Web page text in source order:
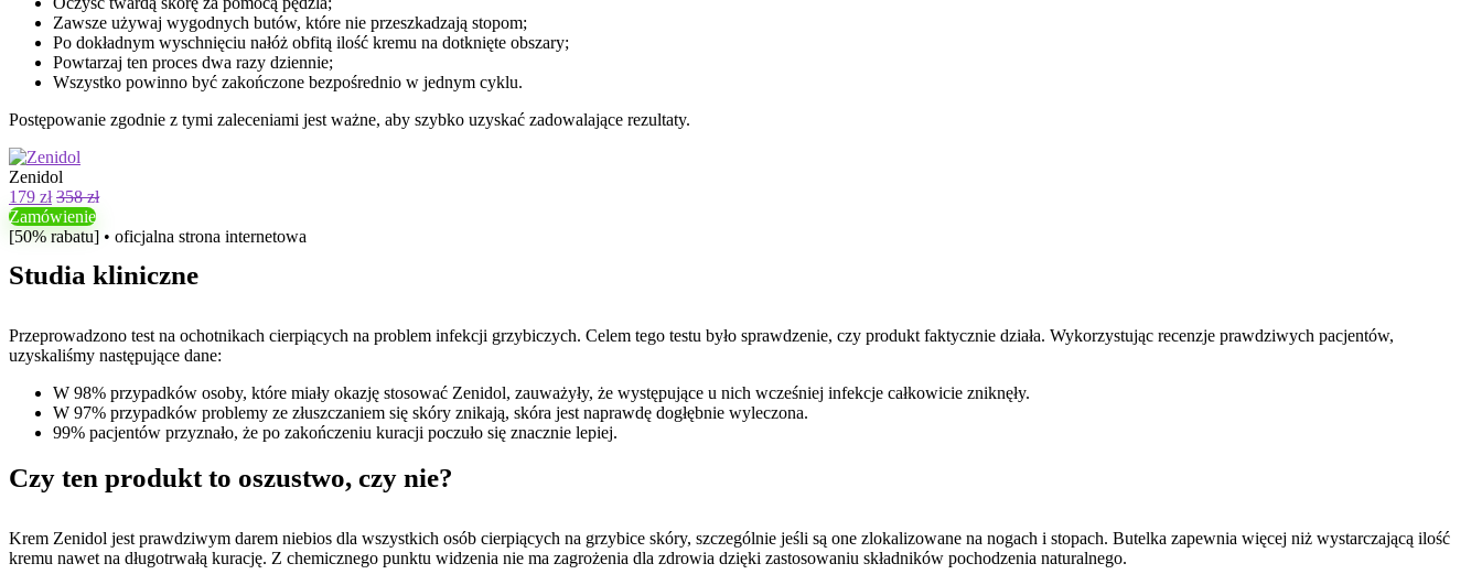
Zawsze używaj wygodnych butów, które nie przeszkadzają stopom;
Po dokładnym wyschnięciu nałóż obfitą ilość kremu na dotknięte obszary;
Powtarzaj ten proces dwa razy dziennie;
Wszystko powinno być zakończone bezpośrednio w jednym cyklu.
Postępowanie zgodnie z tymi zaleceniami jest ważne, aby szybko uzyskać zadowalające rezultaty.
Zenidol
179 zł 358 zł
Zamówienie
[50% rabatu] • oficjalna strona internetowa
Studia kliniczne
Przeprowadzono test na ochotnikach cierpiących na problem infekcji grzybiczych. Celem tego testu było sprawdzenie, czy produkt faktycznie działa. Wykorzystując recenzje prawdziwych pacjentów,
uzyskaliśmy następujące dane:
W 98% przypadków osoby, które miały okazję stosować Zenidol, zauważyły, że występujące u nich wcześniej infekcje całkowicie zniknęły.
W 97% przypadków problemy ze złuszczaniem się skóry znikają, skóra jest naprawdę dogłębnie wyleczona.
99% pacjentów przyznało, że po zakończeniu kuracji poczuło się znacznie lepiej.
Czy ten produkt to oszustwo, czy nie?
Krem Zenidol jest prawdziwym darem niebios dla wszystkich osób cierpiących na grzybice skóry, szczególnie jeśli są one zlokalizowane na nogach i stopach. Butelka zapewnia więcej niż wystarczającą ilość
kremu nawet na długotrwałą kurację. Z chemicznego punktu widzenia nie ma zagrożenia dla zdrowia dzięki zastosowaniu składników pochodzenia naturalnego.